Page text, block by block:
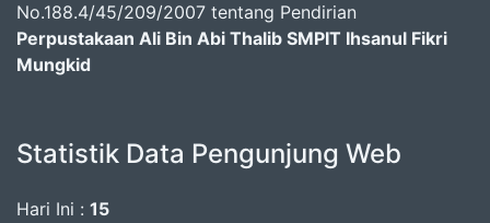
No.188.4/45/209/2007 tentang Pendirian
Perpustakaan Ali Bin Abi Thalib SMPIT Ihsanul Fikri
Mungkid
Statistik Data Pengunjung Web
Hari Ini : 15